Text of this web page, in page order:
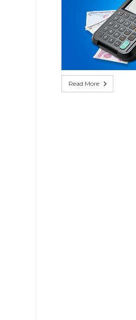
Read More